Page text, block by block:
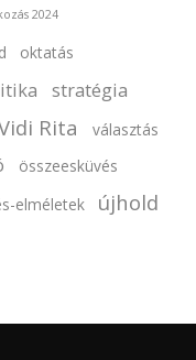
2024
oktatás
stratégia
Rita
választás
összeesküvés
elméletek újhold